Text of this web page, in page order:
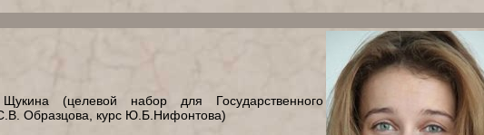
(целевой набор для Государственного
Образцова, курс Ю.Б.Нифонтова)